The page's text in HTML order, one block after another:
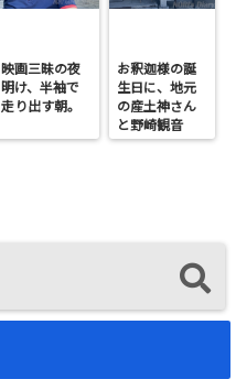
映画三昧の夜
明け、半袖で
走り出す朝。
お釈迦様の誕
生日に、地元
の産土神さん
と野崎観音
へ。